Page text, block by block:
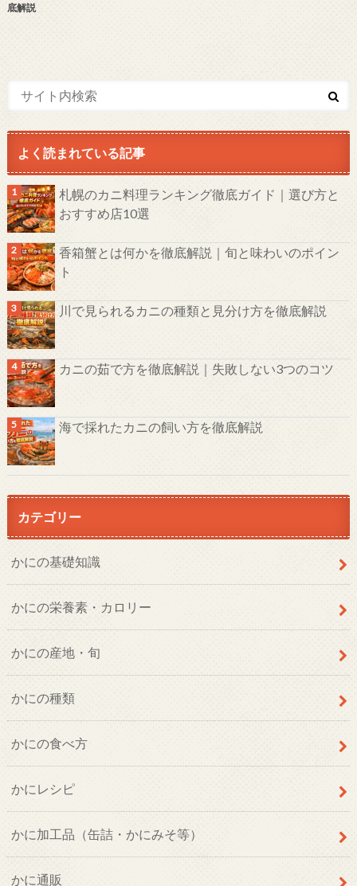
底解説
よく読まれている記事
札幌のカニ料理ランキング徹底ガイド｜選び方と
おすすめ店10選
香箱蟹とは何かを徹底解説｜旬と味わいのポイン
ト
川で見られるカニの種類と見分け方を徹底解説
カニの茹で方を徹底解説｜失敗しない3つのコツ
海で採れたカニの飼い方を徹底解説
カテゴリー
かにの基礎知識
かにの栄養素・カロリー
かにの産地・旬
かにの種類
かにの食べ方
かにレシピ
かに加工品（缶詰・かにみそ等）
かに通販